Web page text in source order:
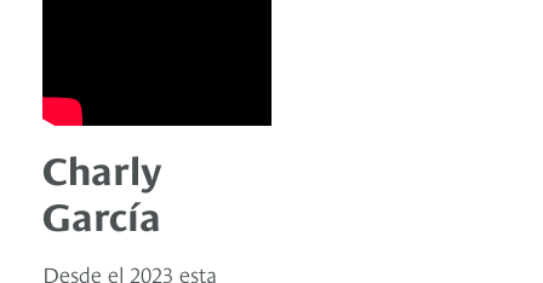
Charly
García
Desde el 2023 esta